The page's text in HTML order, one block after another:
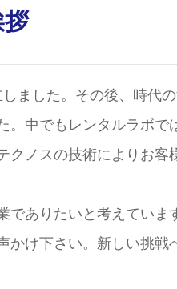
ました。その後、時代
中でもレンタルラボ
ノスの技術によりお
ありたいと考えていま
け下さい。新しい挑